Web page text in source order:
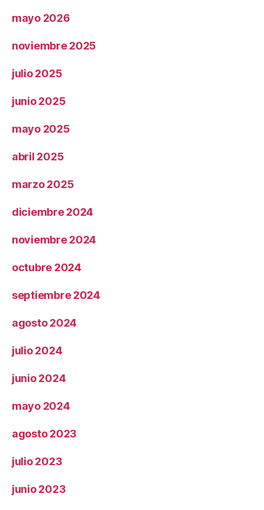
mayo 2026
noviembre 2025
julio 2025
junio 2025
mayo 2025
abril 2025
marzo 2025
diciembre 2024
noviembre 2024
octubre 2024
septiembre 2024
agosto 2024
julio 2024
junio 2024
mayo 2024
agosto 2023
julio 2023
junio 2023